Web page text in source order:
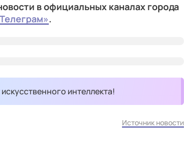
в официальных каналах города
.
интеллекта!
Источник новости